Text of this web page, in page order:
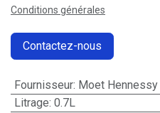
Conditions générales
Contactez-nous
Fournisseur: Moet
Litrage: 0.7L